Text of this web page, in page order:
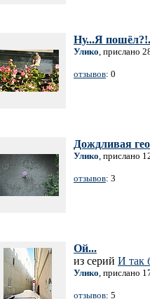
Ну...Я
Улико, прислано
отзывов: 0
Дождливая
Улико, прислано
отзывов: 3
Ой...
из серий И так
Улико, прислано
отзывов: 5